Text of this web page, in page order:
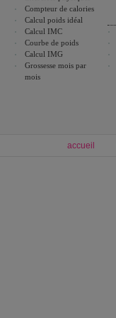
Compteur de calories
Calcul poids idéal
Calcul IMC
Courbe de poids
Calcul IMG
Grossesse mois par
mois
accueil